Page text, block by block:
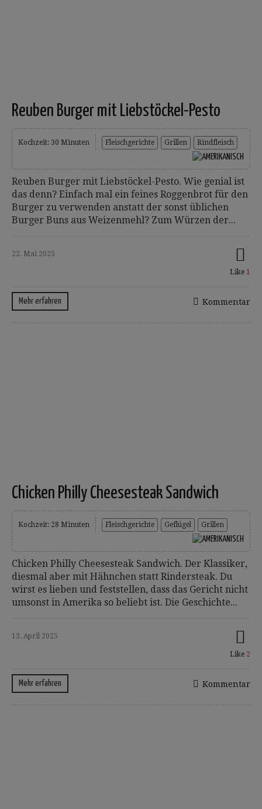
Reuben Burger mit Liebstöckel-Pesto
Kochzeit: 30 Minuten Fleischgerichte Grillen Rindfleisch
Reuben Burger mit Liebstöckel-Pesto. Wie genial ist
das denn? Einfach mal ein feines Roggenbrot für den
Burger zu verwenden anstatt der sonst üblichen
Burger Buns aus Weizenmehl? Zum Würzen der...
22. Mai 2025
Like 1
Mehr erfahren Kommentar
Chicken Philly Cheesesteak Sandwich
Kochzeit: 28 Minuten Fleischgerichte Geflügel Grillen
Chicken Philly Cheesesteak Sandwich. Der Klassiker,
diesmal aber mit Hähnchen statt Rindersteak. Du
wirst es lieben und feststellen, dass das Gericht nicht
umsonst in Amerika so beliebt ist. Die Geschichte...
13. April 2025
Like 2
Mehr erfahren Kommentar